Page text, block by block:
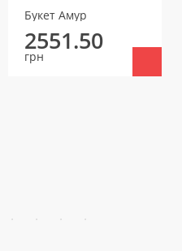
Букет Амур
2551.50
грн